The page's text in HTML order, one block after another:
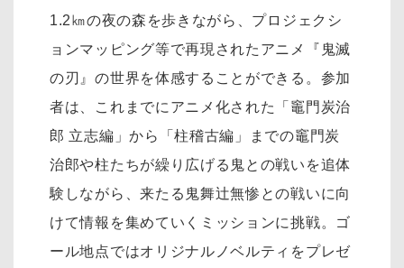
1.2㎞の夜の森を歩きながら、プロジェクシ
ョンマッピング等で再現されたアニメ『鬼滅
の刃』の世界を体感することができる。参加
者は、これまでにアニメ化された「竈門炭治
郎 立志編」から「柱稽古編」までの竈門炭
治郎や柱たちが繰り広げる鬼との戦いを追体
験しながら、来たる鬼舞辻󠄀無惨との戦いに向
けて情報を集めていくミッションに挑戦。ゴ
ール地点ではオリジナルノベルティをプレゼ